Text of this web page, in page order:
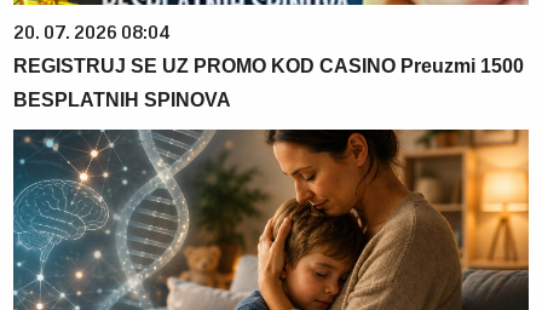
20. 07. 2026 08:04
REGISTRUJ SE UZ PROMO KOD CASINO Preuzmi 1500
BESPLATNIH SPINOVA